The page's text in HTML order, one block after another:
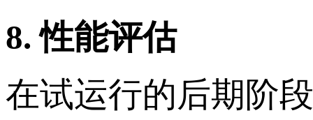
8. 性能评估
在试运行的后期阶